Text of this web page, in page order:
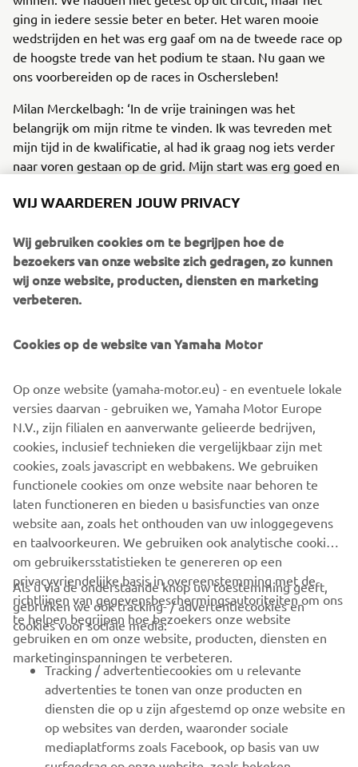
ging in iedere sessie beter en beter. Het waren mooie
wedstrijden en het was erg gaaf om na de tweede race op
de hoogste trede van het podium te staan. Nu gaan we
ons voorbereiden op de races in Oschersleben!
Milan Merckelbagh: ‘In de vrije trainingen was het
belangrijk om mijn ritme te vinden. Ik was tevreden met
mijn tijd in de kwalificatie, al had ik graag nog iets verder
naar voren gestaan op de grid. Mijn start was erg goed en
achterkant weg en crashte ik met mijn highsider. Het is
tweede race, maar we gaan er alles aan doen om snel
mogelijk terug te komen!’
Teammanager Sraar van Rens: ‘Ik ben mega trots op dit
overwinning voor Benro Racing wat onze mannen, in mijn
spoedig, want ook hij had vandaag kunnen verrassen en
heeft dit weekend laten zien dat hij mooie stappen
gemaakt heeft.’
Over een kleine drie weken (6 t/m 9 juni) vindt de tweede
ronde van het IDM kampioenschap plaats op
Oschersleben.
CORPORATE
VOOR BEDRIJVEN
MEER YAMAHA
ONDERSTEUNING
WIJ WAARDEREN JOUW PRIVACY
Wij gebruiken cookies om te begrijpen hoe de
bezoekers van onze website zich gedragen, zo kunnen
wij onze website, producten, diensten en marketing
verbeteren.
Cookies op de website van Yamaha Motor
Op onze website (yamaha-motor.eu) - en eventuele lokale
versies daarvan - gebruiken we, Yamaha Motor Europe
N.V., zijn filialen en aanverwante gelieerde bedrijven,
cookies, inclusief technieken die vergelijkbaar zijn met
cookies, zoals javascript en webbakens. We gebruiken
functionele cookies om onze website naar behoren te
laten functioneren en bieden u basisfuncties van onze
website aan, zoals het onthouden van uw inloggegevens
en taalvoorkeuren. We gebruiken ook analytische cookies
om gebruikersstatistieken te genereren op een
privacyvriendelijke basis in overeenstemming met de
richtlijnen van gegevensbeschermingsautoriteiten om ons
te helpen begrijpen hoe bezoekers onze website
gebruiken en om onze website, producten, diensten en
marketinginspanningen te verbeteren.
Als u via de onderstaande knop uw toestemming geeft,
gebruiken we ook tracking- / advertentiecookies en
cookies voor sociale media:
Tracking / advertentiecookies om u relevante
advertenties te tonen van onze producten en
diensten die op u zijn afgestemd op onze website en
op websites van derden, waaronder sociale
mediaplatforms zoals Facebook, op basis van uw